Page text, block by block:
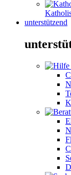
unterstützend